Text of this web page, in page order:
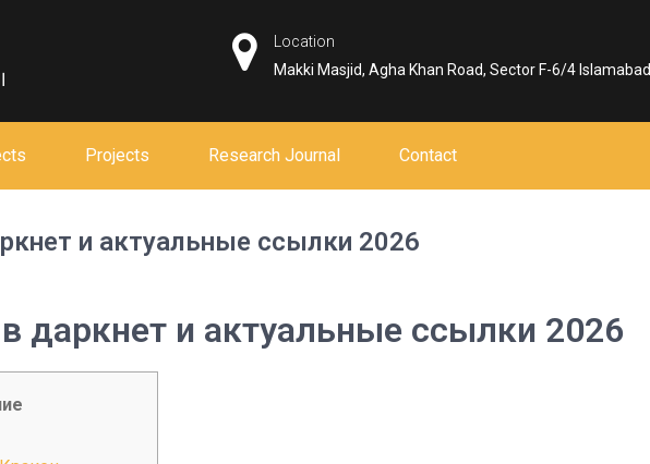
Location
Makki Masjid, Agha Khan Road, Sector F-6/4 Islamabad
Projects Research Journal Contact
и актуальные ссылки 2026
даркнет и актуальные ссылки 2026